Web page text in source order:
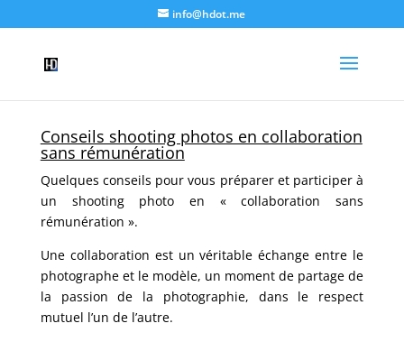
info@hdot.me
Conseils shooting photos en collaboration
sans rémunération
Quelques conseils pour vous préparer et participer à
un shooting photo en « collaboration sans
rémunération ».
Une collaboration est un véritable échange entre le
photographe et le modèle, un moment de partage de
la passion de la photographie, dans le respect
mutuel l’un de l’autre.